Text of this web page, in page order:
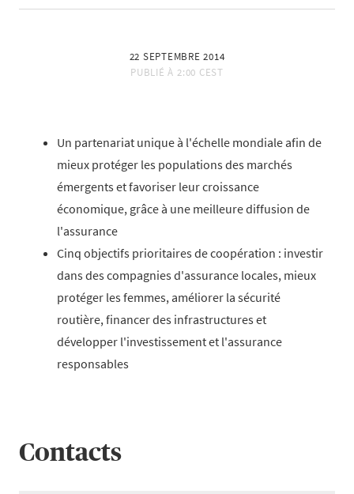
22 SEPTEMBRE 2014
PUBLIÉ À 2:00 CEST
Un partenariat unique à l'échelle mondiale afin de
mieux protéger les populations des marchés
émergents et favoriser leur croissance
économique, grâce à une meilleure diffusion de
l'assurance
Cinq objectifs prioritaires de coopération : investir
dans des compagnies d'assurance locales, mieux
protéger les femmes, améliorer la sécurité
routière, financer des infrastructures et
développer l'investissement et l'assurance
responsables
Contacts